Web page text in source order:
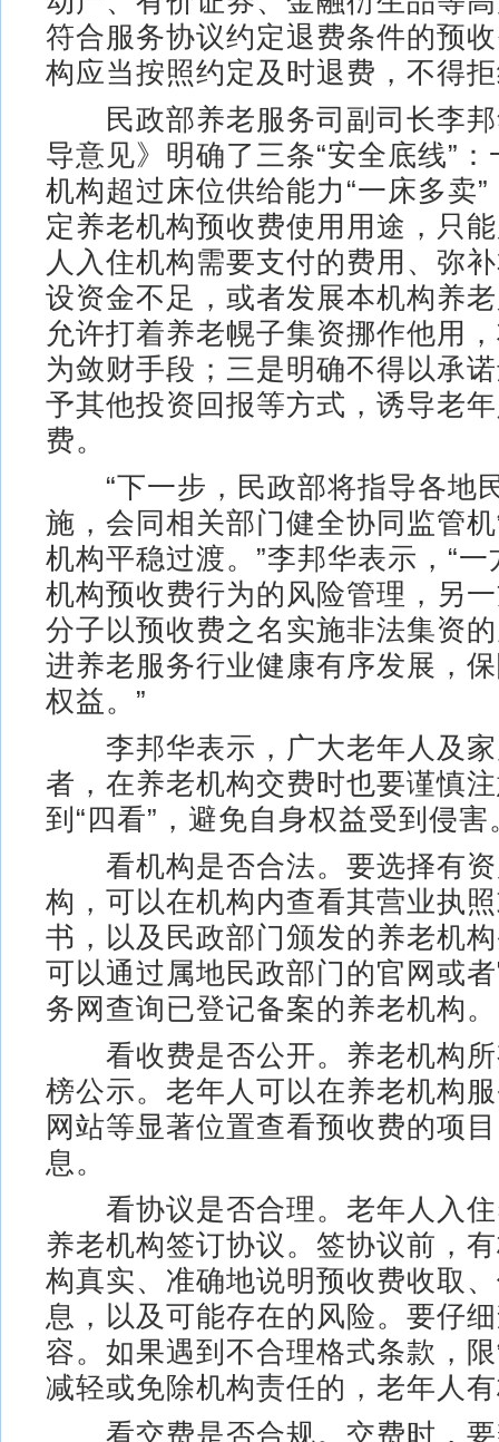
符合服务协议约定退费条件的预
构应当按照约定及时退费，不得
民政部养老服务司副司长李邦
导意见》明确了三条“安全底线”
机构超过床位供给能力“一床多卖
定养老机构预收费使用用途，只
人入住机构需要支付的费用、弥
设资金不足，或者发展本机构养
允许打着养老幌子集资挪作他用
为敛财手段；三是明确不得以承
予其他投资回报等方式，诱导老
费。
“下一步，民政部将指导各地
施，会同相关部门健全协同监管
机构平稳过渡。”李邦华表示，“
机构预收费行为的风险管理，另
分子以预收费之名实施非法集资
进养老服务行业健康有序发展，
权益。”
李邦华表示，广大老年人及家
者，在养老机构交费时也要谨慎
到“四看”，避免自身权益受到侵害
看机构是否合法。要选择有资
构，可以在机构内查看其营业执
书，以及民政部门颁发的养老机
可以通过属地民政部门的官网或
务网查询已登记备案的养老机构。
看收费是否公开。养老机构所
榜公示。老年人可以在养老机构
网站等显著位置查看预收费的项
息。
看协议是否合理。老年人入住
养老机构签订协议。签协议前，
构真实、准确地说明预收费收取
息，以及可能存在的风险。要仔
容。如果遇到不合理格式条款，
减轻或免除机构责任的，老年人
看交费是否合规。交费时，要